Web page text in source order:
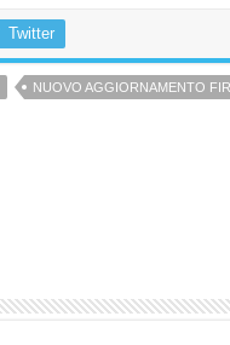
Twitter
NUOVO AGGIORNAMENTO